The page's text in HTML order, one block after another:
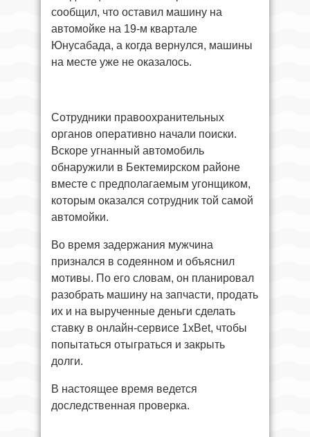
сообщил, что оставил машину на
автомойке на 19-м квартале
Юнусабада, а когда вернулся, машины
на месте уже не оказалось.
Сотрудники правоохранительных
органов оперативно начали поиски.
Вскоре угнанный автомобиль
обнаружили в Бектемирском районе
вместе с предполагаемым угонщиком,
которым оказался сотрудник той самой
автомойки.
Во время задержания мужчина
признался в содеянном и объяснил
мотивы. По его словам, он планировал
разобрать машину на запчасти, продать
их и на вырученные деньги сделать
ставку в онлайн-сервисе 1xBet, чтобы
попытаться отыграться и закрыть
долги.
В настоящее время ведется
доследственная проверка.